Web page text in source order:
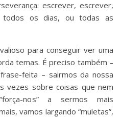
escrever, escrever,
todos os dias, ou todas as
para conseguir ver uma
temas. É preciso também –
feita – sairmos da nossa
vezes sobre coisas que nem
nos” a sermos mais
vamos largando “muletas”,